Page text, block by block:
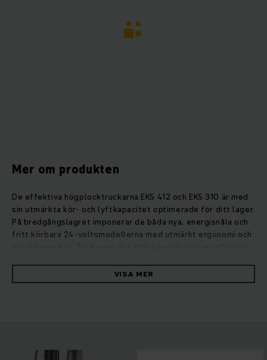
Mer om produkten
De effektiva högplocktruckarna EKS 412 och EKS 310 är med
sin utmärkta kör- och lyftkapacitet optimerade för ditt lager.
På bredgångslagret imponerar de båda nya, energisnåla och
fritt körbara 24-voltsmodellerna med utmärkt ergonomi och
många individuella utrustningsalternativen är de båda
högplocktruckarna mycket flexibla. Det optimerade
energieffektivitet som imponerar.
VISA MER